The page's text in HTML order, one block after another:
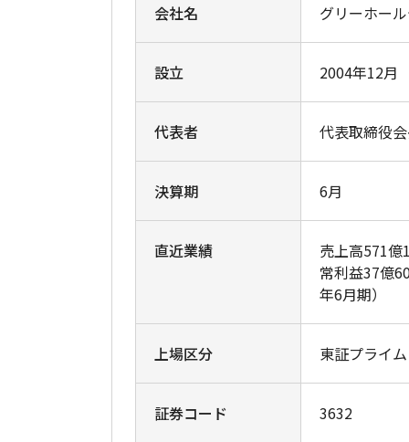
会社名 グリーホー
設立 2004年12月
代表者 代表取締役
決算期 6月
直近業績
売上高571億
常利益37億
年6月期）
上場区分 東証プライム
証券コード 3632